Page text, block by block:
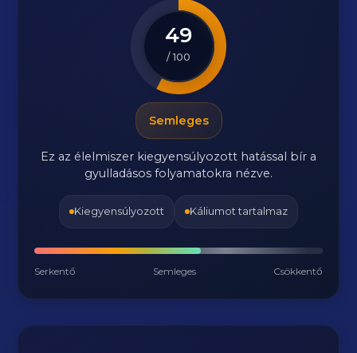
49
/ 100
Semleges
Ez az élelmiszer kiegyensúlyozott hatással bír a
gyulladásos folyamatokra nézve.
Kiegyensúlyozott Káliumot tartalmaz
Serkentő Semleges Csökkentő